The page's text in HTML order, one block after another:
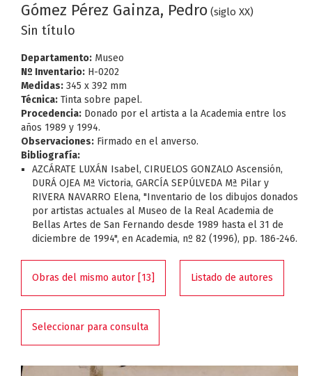
Gómez Pérez Gainza, Pedro (siglo XX)
Sin título
Departamento: Museo
Nº Inventario: H-0202
Medidas: 345 x 392 mm
Técnica: Tinta sobre papel.
Procedencia: Donado por el artista a la Academia entre los
años 1989 y 1994.
Observaciones: Firmado en el anverso.
Bibliografía:
AZCÁRATE LUXÁN Isabel, CIRUELOS GONZALO Ascensión,
DURÁ OJEA Mª Victoria, GARCÍA SEPÚLVEDA Mª Pilar y
RIVERA NAVARRO Elena, "Inventario de los dibujos donados
por artistas actuales al Museo de la Real Academia de
Bellas Artes de San Fernando desde 1989 hasta el 31 de
diciembre de 1994", en Academia, nº 82 (1996), pp. 186-246.
Obras del mismo autor [13] Listado de autores
Seleccionar para consulta